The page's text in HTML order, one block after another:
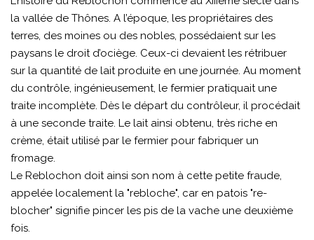
la vallée de Thônes. A l’époque, les propriétaires des
terres, des moines ou des nobles, possédaient sur les
paysans le droit d’ociège. Ceux-ci devaient les rétribuer
sur la quantité de lait produite en une journée. Au moment
du contrôle, ingénieusement, le fermier pratiquait une
traite incomplète. Dès le départ du contrôleur, il procédait
à une seconde traite. Le lait ainsi obtenu, très riche en
crème, était utilisé par le fermier pour fabriquer un
fromage.
Le Reblochon doit ainsi son nom à cette petite fraude,
appelée localement la "rebloche", car en patois "re-
blocher" signifie pincer les pis de la vache une deuxième
fois.